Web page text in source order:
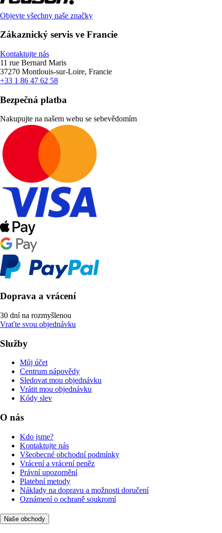
Objevte všechny naše značky
Zákaznický servis ve Francie
Kontaktujte nás
11 rue Bernard Maris
37270 Montlouis-sur-Loire, Francie
+33 1 86 47 62 58
Bezpečná platba
Nakupujte na našem webu se sebevědomím
Doprava a vrácení
30 dní na rozmyšlenou
Vraťte svou objednávku
Služby
Můj účet
Centrum nápovědy
Sledovat mou objednávku
Vrátit mou objednávku
Kódy slev
O nás
Kdo jsme?
Kontaktujte nás
Všeobecné obchodní podmínky
Vrácení a vrácení peněz
Právní upozornění
Platební metody
Náklady na dopravu a možnosti doručení
Oznámení o ochraně soukromí
Naše obchody